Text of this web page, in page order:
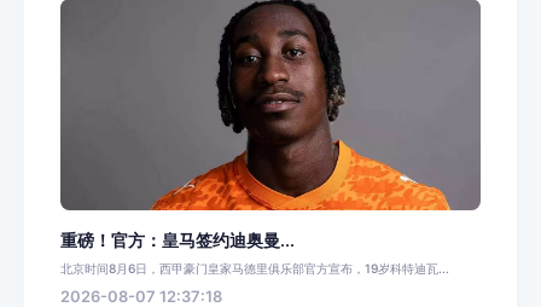
重磅！官方：皇马签约迪奥曼...
北京时间8月6日，西甲豪门皇家马德里俱乐部官方宣布，19岁科特迪瓦...
2026-08-07 12:37:18